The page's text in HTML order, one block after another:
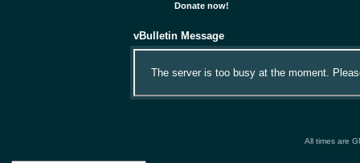
Donate now!
vBulletin Message
The server is too busy at the moment.
All times are